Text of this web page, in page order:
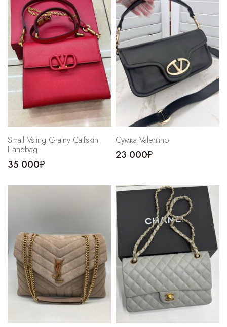
Small Vsling Grainy Calfskin
Handbag
35 000₽
Сумка Valentino
23 000₽
Cпортивные брюки
Комбинезоны